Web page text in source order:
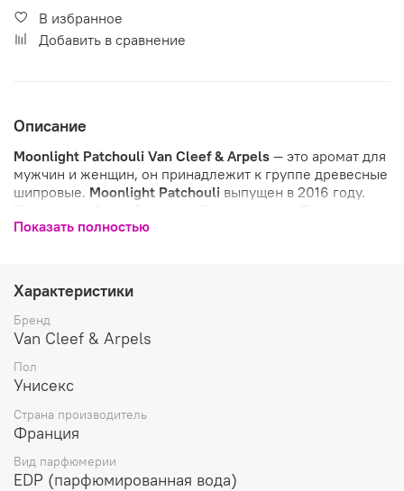
В избранное
Добавить в сравнение
Описание
Moonlight Patchouli Van Cleef & Arpels — это аромат для
мужчин и женщин, он принадлежит к группе древесные
шипровые. Moonlight Patchouli выпущен в 2016 году.
Какао и Древесные ноты; средние ноты: Болгарская
Показать полностью
Характеристики
Бренд
Van Cleef & Arpels
Пол
Унисекс
Страна производитель
Франция
Вид парфюмерии
EDP (парфюмированная вода)